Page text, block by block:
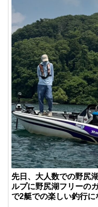
先日、大人数での野尻
ルプに野尻湖フリーの
で2艇での楽しい釣行に